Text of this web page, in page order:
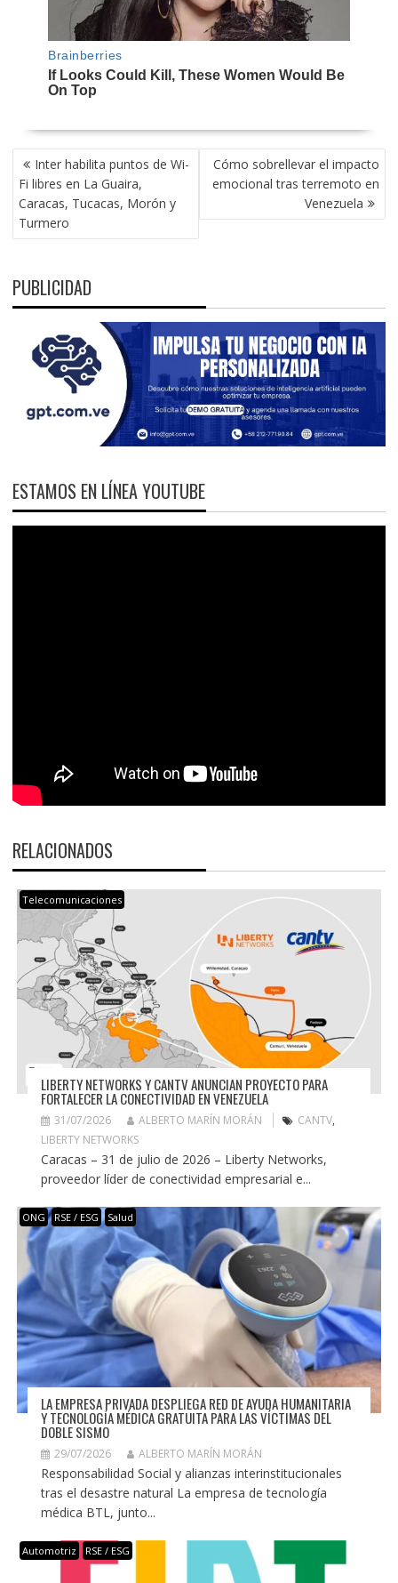
NAVEGACIÓN
DE
ENTRADAS
Inter habilita puntos de Wi-
Fi libres en La Guaira,
Caracas, Tucacas, Morón y
Turmero
Cómo sobrellevar el impacto
emocional tras terremoto en
Venezuela
PUBLICIDAD
ESTAMOS EN LÍNEA YOUTUBE
RELACIONADOS
Telecomunicaciones
LIBERTY NETWORKS Y CANTV ANUNCIAN PROYECTO PARA
FORTALECER LA CONECTIVIDAD EN VENEZUELA
31/07/2026 ALBERTO MARÍN MORÁN CANTV,
LIBERTY NETWORKS
Caracas – 31 de julio de 2026 – Liberty Networks,
proveedor líder de conectividad empresarial e...
ONG RSE / ESG Salud
LA EMPRESA PRIVADA DESPLIEGA RED DE AYUDA HUMANITARIA
Y TECNOLOGÍA MÉDICA GRATUITA PARA LAS VÍCTIMAS DEL
DOBLE SISMO
29/07/2026 ALBERTO MARÍN MORÁN
Responsabilidad Social y alianzas interinstitucionales
tras el desastre natural La empresa de tecnología
médica BTL, junto...
Automotriz RSE / ESG